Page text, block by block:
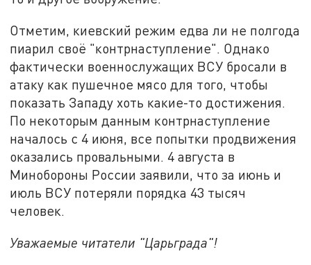
Отметим, киевский режим едва ли не полгода
пиарил своё "контрнаступление". Однако
фактически военнослужащих ВСУ бросали в
атаку как пушечное мясо для того, чтобы
показать Западу хоть какие-то достижения.
По некоторым данным контрнаступление
началось с 4 июня, все попытки продвижения
оказались провальными. 4 августа в
Минобороны России заявили, что за июнь и
июль ВСУ потеряли порядка 43 тысяч
человек.
Уважаемые читатели "Царьграда"!